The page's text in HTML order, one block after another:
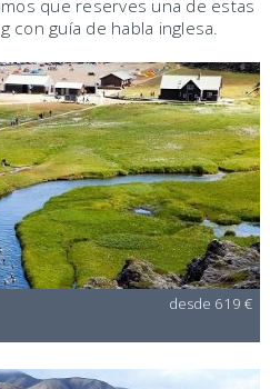
que reserves una de estas
con guía de habla inglesa.
desde 619 €